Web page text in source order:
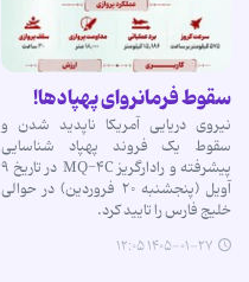
سقوط فرمانروای پهپادها!
نیروی دریایی آمریکا ناپدید شدن و
سقوط یک فروند پهپاد شناسایی
پیشرفته و رادارگریز MQ-۴C در تاریخ ۹
آویل (پنجشنبه ۲۰ فروردین) در حوالی
خلیج فارس را تایید کرد.
۱۴۰۵-۰۱-۲۷ ۱۲:۰۵